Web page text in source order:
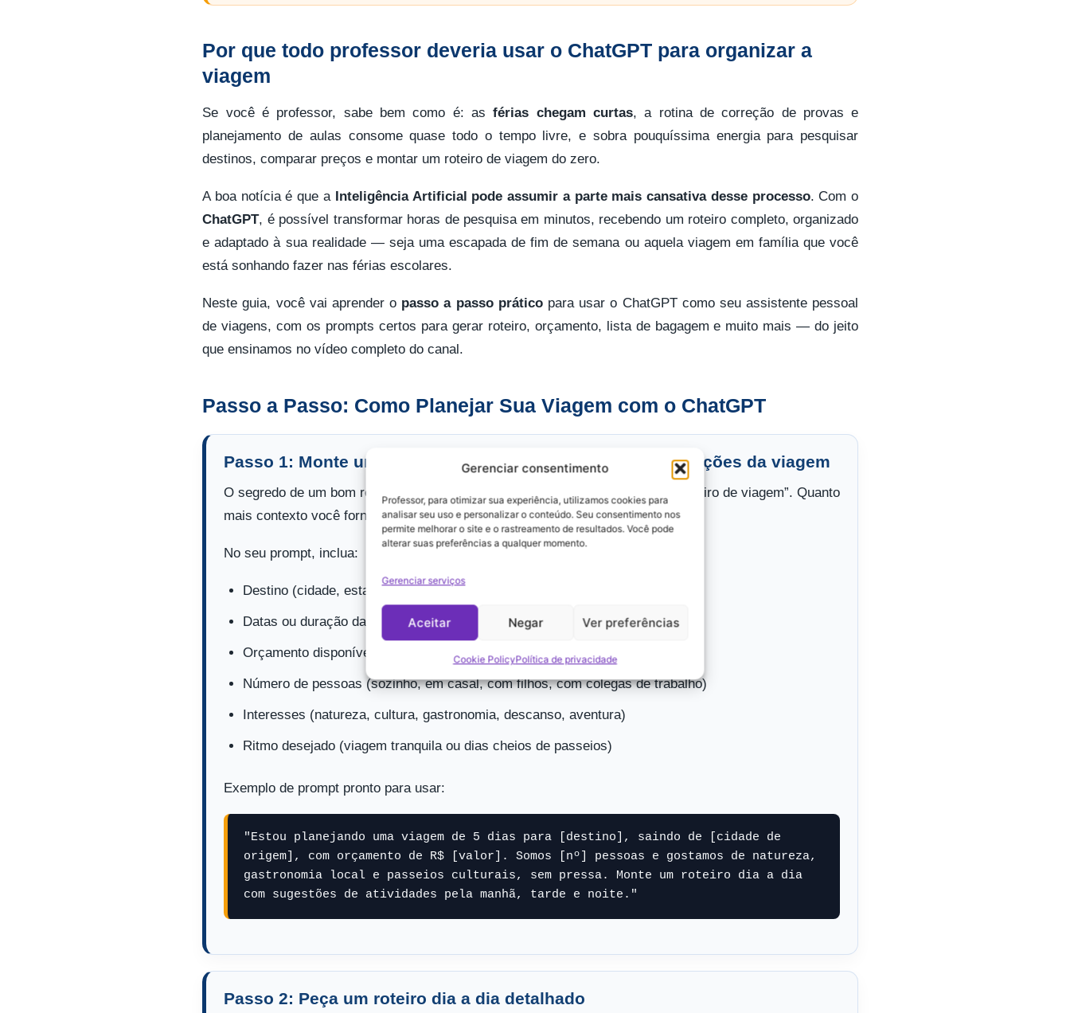
Gerenciar consentimento
Professor, para otimizar sua experiência, utilizamos cookies para
analisar seu uso e personalizar o conteúdo. Seu consentimento nos
permite melhorar o site e o rastreamento de resultados. Você pode
alterar suas preferências a qualquer momento.
Gerenciar serviços
Aceitar Negar Ver preferências
Cookie PolicyPolítica de privacidade
Por que todo professor deveria usar o ChatGPT para organizar a
viagem
Se você é professor, sabe bem como é: asférias chegam curtas, a rotina de correção de provas e
planejamento de aulas consome quase todo o tempo livre, e sobra pouquíssima energia para pesquisar
destinos, comparar preços e montar um roteiro de viagem do zero.
A boa notícia é que a Inteligência Artificial pode assumir a parte mais cansativa desse processo. Com o
ChatGPT, é possível transformar horas de pesquisa em minutos, recebendo um roteiro completo, organizado
e adaptado à sua realidade — seja uma escapada de fim de semana ou aquela viagem em família que você
está sonhando fazer nas férias escolares.
Neste guia, você vai aprender o passo a passo práticopara usar o ChatGPT como seu assistente pessoal
de viagens, com os prompts certos para gerar roteiro, orçamento, lista de bagagem e muito mais — do jeito
que ensinamos no vídeo completo do canal.
Passo a Passo: Como Planejar Sua Viagem com o ChatGPT
Passo 1: Monte um prompt completo com todas as informações da viagem
O segredo de um bom resultado no ChatGPT não é pedir apenas “monte um roteiro de viagem”. Quanto
mais contexto você fornecer, mais personalizada e útil será a resposta.
No seu prompt, inclua:
Destino (cidade, estado ou país)
Datas ou duração da viagem
Orçamento disponível
Número de pessoas (sozinho, em casal, com filhos, com colegas de trabalho)
Interesses (natureza, cultura, gastronomia, descanso, aventura)
Ritmo desejado (viagem tranquila ou dias cheios de passeios)
Exemplo de prompt pronto para usar:
"Estou planejando uma viagem de 5 dias para [destino], saindo de [cidade de
origem], com orçamento de R$ [valor]. Somos [nº] pessoas e gostamos de natureza,
gastronomia local e passeios culturais, sem pressa. Monte um roteiro dia a dia
com sugestões de atividades pela manhã, tarde e noite."
Passo 2: Peça um roteiro dia a dia detalhado